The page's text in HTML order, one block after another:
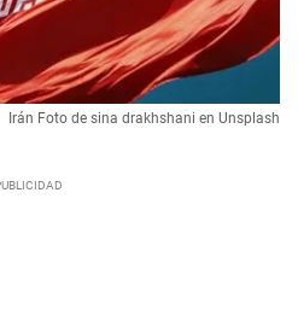
Irán Foto de sina drakhshani en Unsplash